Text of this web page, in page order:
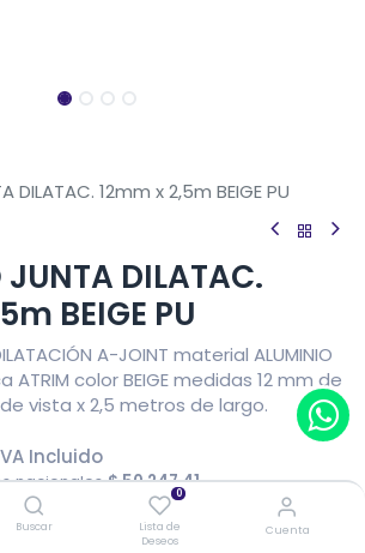
Buscar
0
Lista de
Deseos
Cuenta
DILATAC. 12mm x 2,5m BEIGE PU
DILATAC.
BEIGE PU
A-JOINT material ALUMINIO
ATRIM color BEIGE medidas 12 mm de
vista x 2,5 metros de largo.
Incluido
nacionales$50.247,41